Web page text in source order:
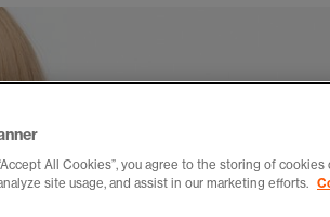
All Cookies”, you agree to the storing of
site usage, and assist in our marketing efforts.